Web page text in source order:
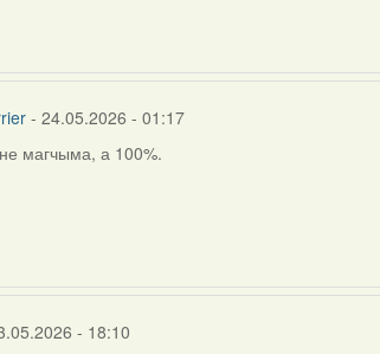
- 24.05.2026 - 01:17
магчыма, а 100%.
- 18:10